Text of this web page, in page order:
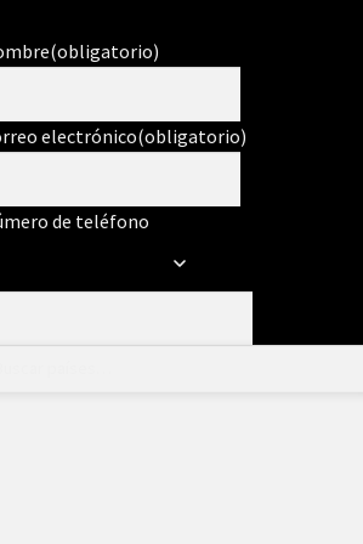
(obligatorio)
electrónico(obligatorio)
de teléfono